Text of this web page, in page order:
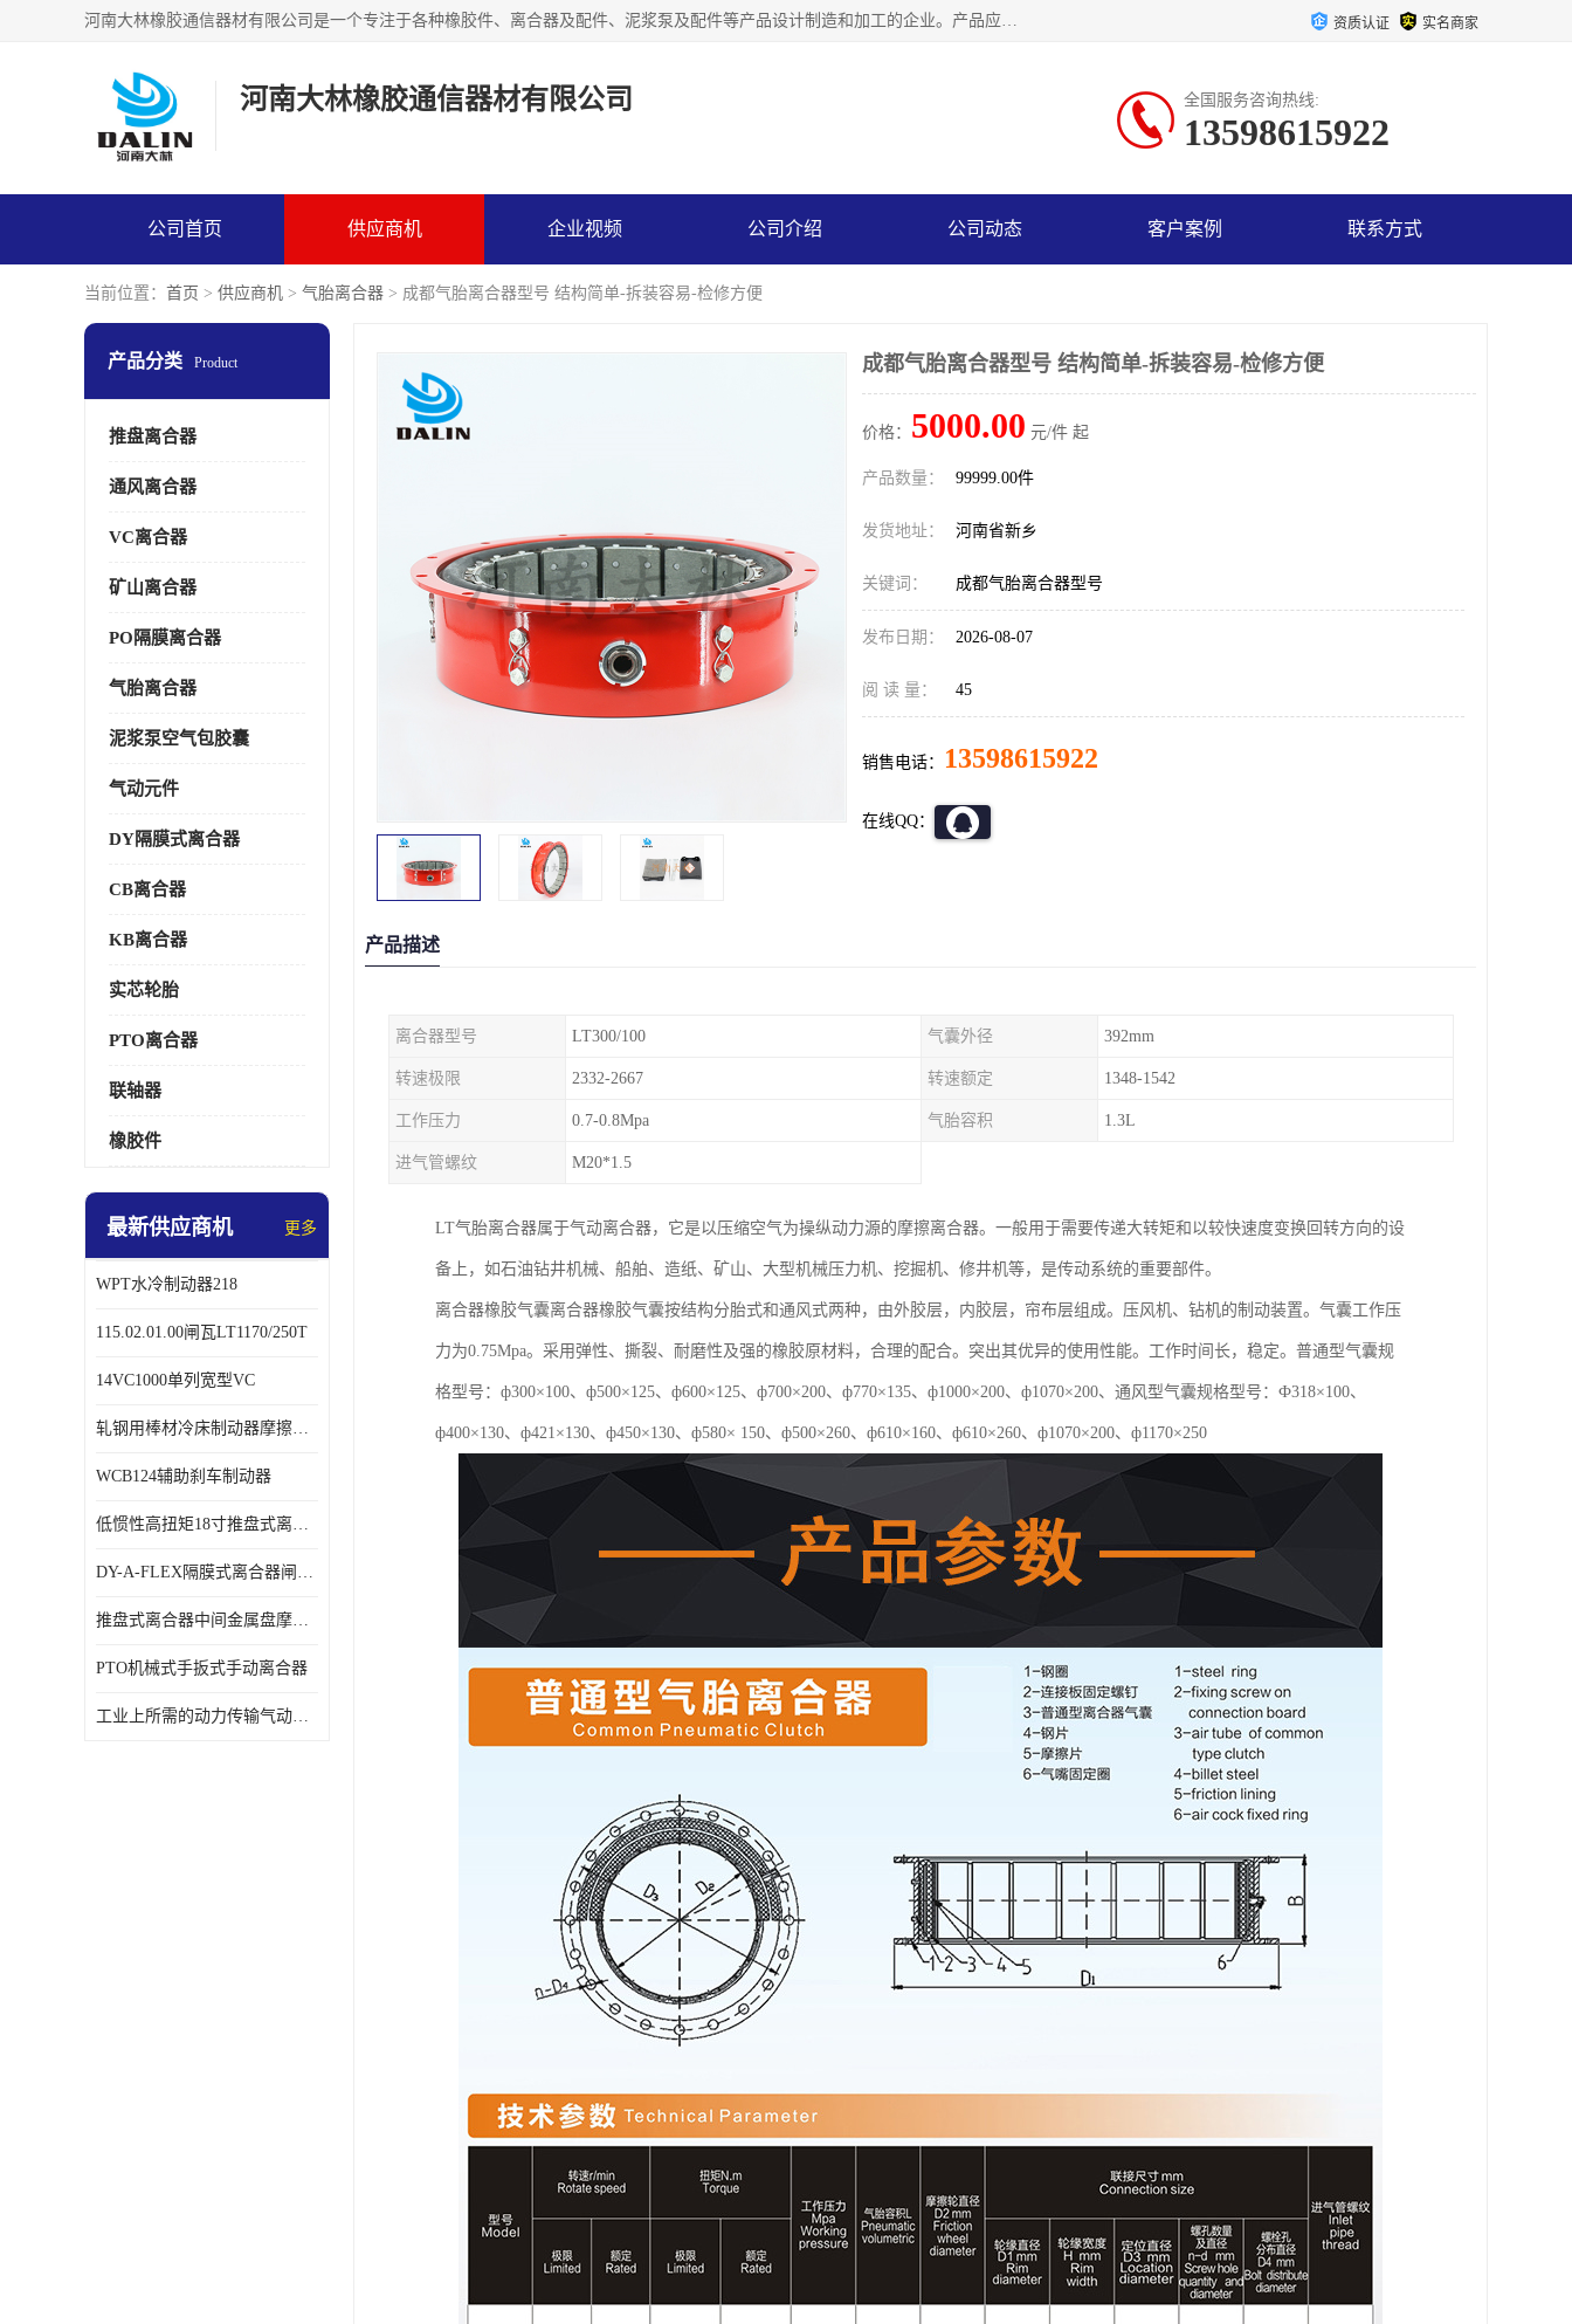
河南大林橡胶通信器材有限公司是一个专注于各种橡胶件、离合器及配件、泥浆泵及配件等产品设计制造和加工的企业。产品应用于矿山、冶金、石油、钢铁、化工、水泥、船舶、造纸、通用机械等各种大功率机械传动或制动装置。 资质认证 实名商家
河南大林橡胶通信器材有限公司 全国服务咨询热线:
13598615922
公司首页 供应商机 企业视频 公司介绍 公司动态 客户案例 联系方式
当前位置： 首页 > 供应商机 > 气胎离合器 > 成都气胎离合器型号 结构简单-拆装容易-检修方便
产品分类 Product
推盘离合器
通风离合器
VC离合器
矿山离合器
PO隔膜离合器
气胎离合器
泥浆泵空气包胶囊
气动元件
DY隔膜式离合器
CB离合器
KB离合器
实芯轮胎
PTO离合器
联轴器
橡胶件
最新供应商机 更多
WPT水冷制动器218
115.02.01.00闸瓦LT1170/250T
14VC1000单列宽型VC
轧钢用棒材冷床制动器摩擦片218
WCB124辅助刹车制动器
低惯性高扭矩18寸推盘式离合器中心盘齿盘W18-11-101
DY-A-FLEX隔膜式离合器闸瓦总成7015125A
推盘式离合器中间金属盘摩擦盘18寸
PTO机械式手扳式手动离合器
工业上所需的动力传输气动离合器WCB424
成都气胎离合器型号 结构简单-拆装容易-检修方便
价格： 5000.00 元/件 起
产品数量： 99999.00件
发货地址： 河南省新乡
关键词： 成都气胎离合器型号
发布日期： 2026-08-07
阅 读 量： 45
销售电话： 13598615922
在线QQ：
产品描述
离合器型号 LT300/100 气囊外径 392mm
转速极限 2332-2667 转速额定 1348-1542
工作压力 0.7-0.8Mpa 气胎容积 1.3L
进气管螺纹 M20*1.5
LT气胎离合器属于气动离合器，它是以压缩空气为操纵动力源的摩擦离合器。一般用于需要传递大转矩和以较快速度变换回转方向的设
备上，如石油钻井机械、船舶、造纸、矿山、大型机械压力机、挖掘机、修井机等，是传动系统的重要部件。
离合器橡胶气囊离合器橡胶气囊按结构分胎式和通风式两种，由外胶层，内胶层，帘布层组成。压风机、钻机的制动装置。气囊工作压
力为0.75Mpa。采用弹性、撕裂、耐磨性及强的橡胶原材料，合理的配合。突出其优异的使用性能。工作时间长，稳定。普通型气囊规
格型号：ф300×100、ф500×125、ф600×125、ф700×200、ф770×135、ф1000×200、ф1070×200、通风型气囊规格型号：Ф318×100、
ф400×130、ф421×130、ф450×130、ф580× 150、ф500×260、ф610×160、ф610×260、ф1070×200、ф1170×250